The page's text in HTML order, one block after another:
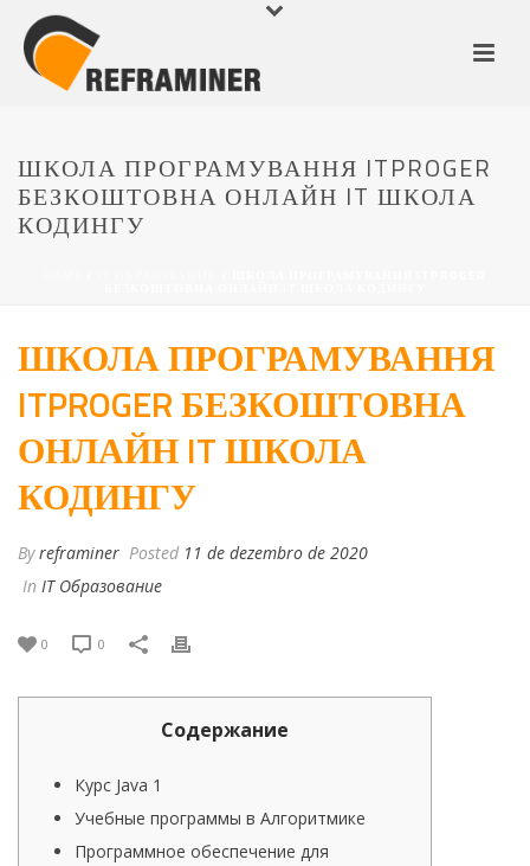
ШКОЛА ПРОГРАМУВАННЯ ITPROGER
БЕЗКОШТОВНА ОНЛАЙН IT ШКОЛА
КОДИНГУ
ШКОЛА ПРОГРАМУВАННЯ
ITPROGER БЕЗКОШТОВНА
ОНЛАЙН IT ШКОЛА
КОДИНГУ
Byreframiner Posted 11 de dezembro de 2020
In IT Образование
0 0
Содержание
Курс Java 1
Учебные программы в Алгоритмике
Программное обеспечение для